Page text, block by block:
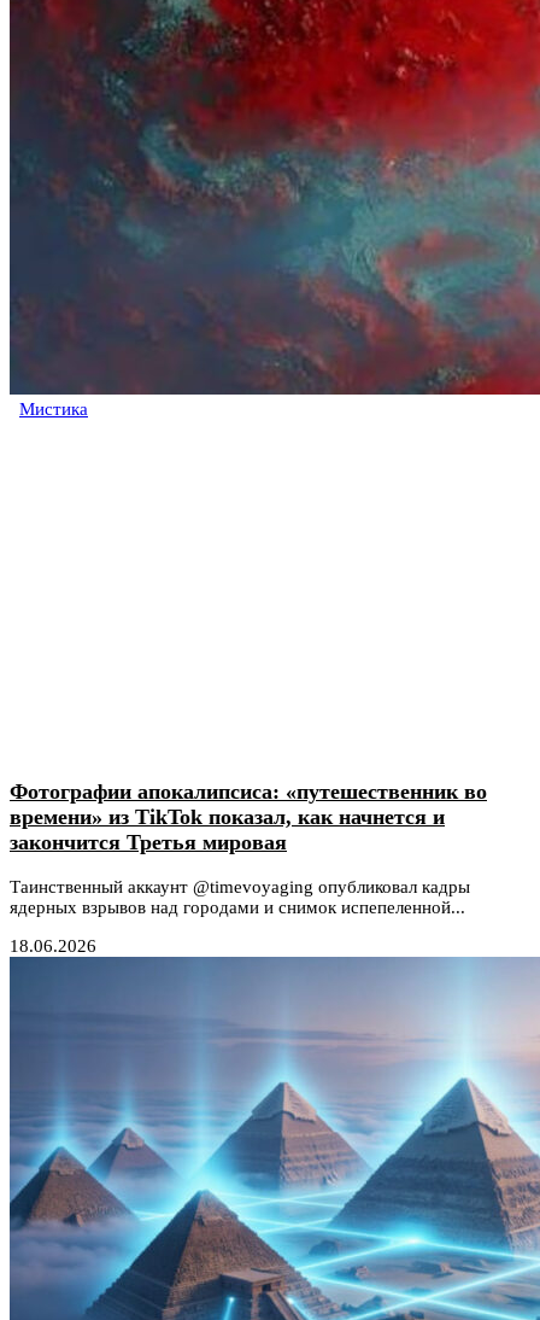
Мистика
Фотографии апокалипсиса: «путешественник во
времени» из TikTok показал, как начнется и
закончится Третья мировая
Таинственный аккаунт @timevoyaging опубликовал кадры
ядерных взрывов над городами и снимок испепеленной...
18.06.2026